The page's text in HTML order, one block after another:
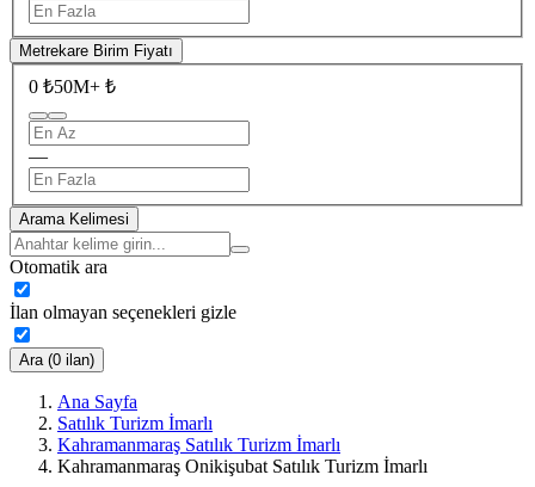
Metrekare Birim Fiyatı
0 ₺50M+ ₺
—
Arama Kelimesi
Otomatik ara
İlan olmayan seçenekleri gizle
Ara (0 ilan)
Ana Sayfa
Satılık Turizm İmarlı
Kahramanmaraş Satılık Turizm İmarlı
Kahramanmaraş Onikişubat Satılık Turizm İmarlı